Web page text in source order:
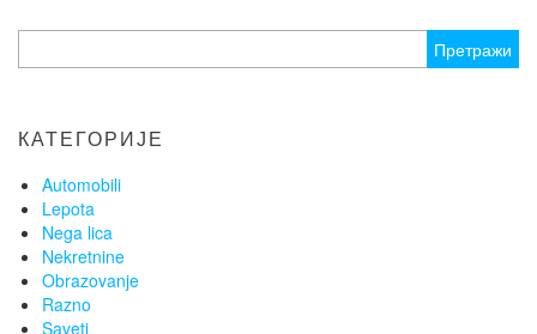
за:
КАТЕГОРИЈЕ
Automobili
Lepota
Nega lica
Nekretnine
Obrazovanje
Razno
Saveti